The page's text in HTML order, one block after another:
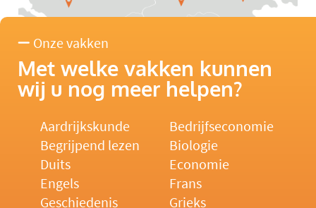
Onze vakken
Met welke vakken kunnen
wij u nog meer helpen?
Aardrijkskunde
Bedrijfseconomie
Begrijpend lezen
Biologie
Duits
Economie
Engels
Frans
Geschiedenis
Grieks